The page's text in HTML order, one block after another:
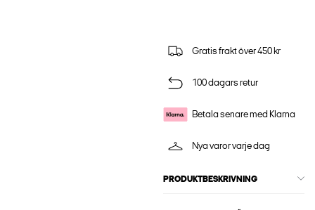
Gratis frakt över 450 kr
100 dagars retur
Betala senare med Klarna
Nya varor varje dag
PRODUKTBESKRIVNING